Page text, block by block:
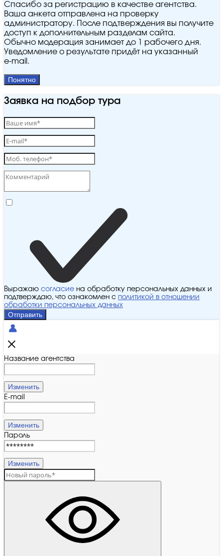
Спасибо за регистрацию в качестве агентства.
Ваша анкета отправлена на проверку
администратору. После подтверждения вы получите
доступ к дополнительным разделам сайта.
Обычно модерация занимает до 1 рабочего дня.
Уведомление о результате придёт на указанный
e‑mail.
Понятно
Заявка на подбор тура
Выражаю согласие на обработку персональных данных и
подтверждаю, что ознакомлен с политикой в отношении
обработки персональных данных
Отправить
Название агентства
Изменить
E-mail
Изменить
Пароль
Изменить